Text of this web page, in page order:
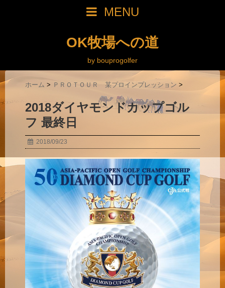
MENU
OK牧場への道
by bouprogolfer
ホーム > ＰＲＯＴＯＵＲ 某プロインプレッション >
2018ダイヤモンドカップゴル
フ 最終日
2018/09/23